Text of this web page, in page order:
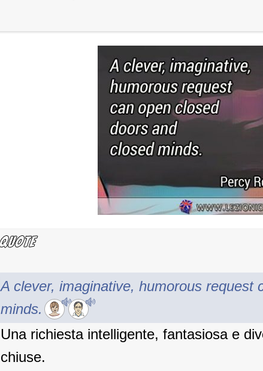
A clever, imaginative, humorous request
minds.
Una richiesta intelligente, fantasiosa e
chiuse.